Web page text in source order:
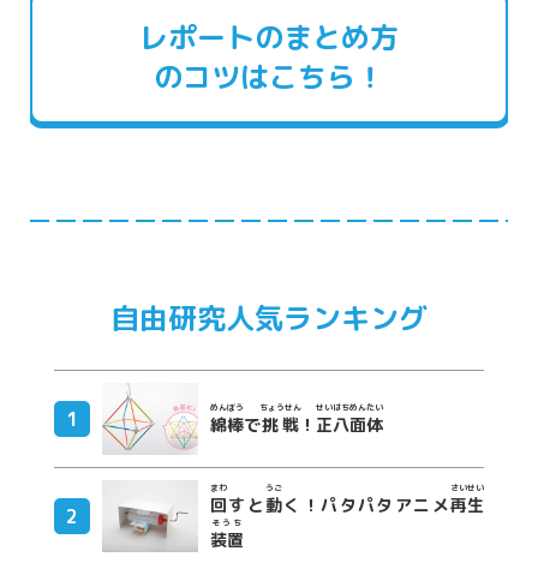
レポートのまとめ方
のコツはこちら！
自由研究人気ランキング
綿棒
めんぼう
で挑戦
ちょうせん
！ 正八面体
せいはちめんたい
回
まわ
すと動
うご
く！パタパタアニメ再生
さいせい
装置
そうち